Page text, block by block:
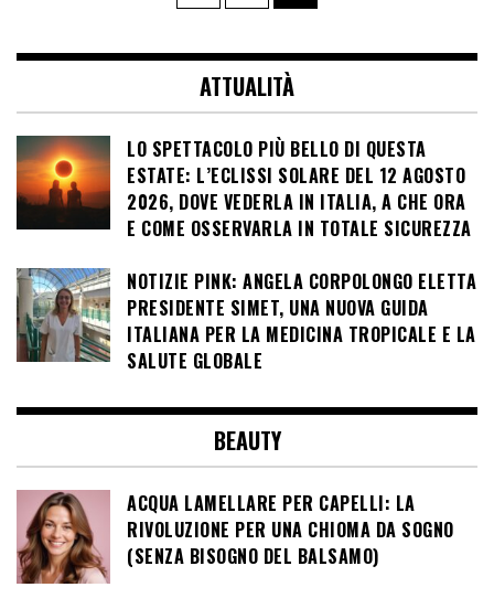
articoli
ATTUALITÀ
LO SPETTACOLO PIÙ BELLO DI QUESTA
ESTATE: L’ECLISSI SOLARE DEL 12 AGOSTO
2026, DOVE VEDERLA IN ITALIA, A CHE ORA
E COME OSSERVARLA IN TOTALE SICUREZZA
NOTIZIE PINK: ANGELA CORPOLONGO ELETTA
PRESIDENTE SIMET, UNA NUOVA GUIDA
ITALIANA PER LA MEDICINA TROPICALE E LA
SALUTE GLOBALE
BEAUTY
ACQUA LAMELLARE PER CAPELLI: LA
RIVOLUZIONE PER UNA CHIOMA DA SOGNO
(SENZA BISOGNO DEL BALSAMO)